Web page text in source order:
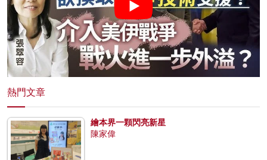
熱門文章
繪本界一顆閃亮新星
陳家偉